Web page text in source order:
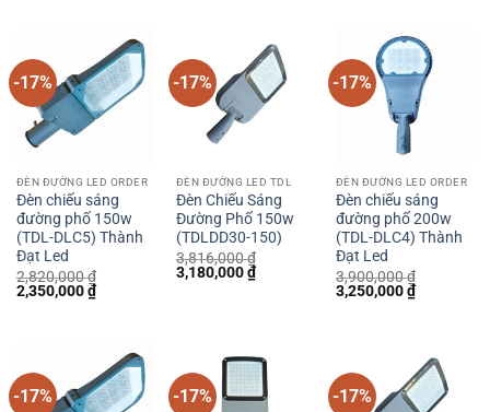
-17%
ĐÈN ĐƯỜNG LED ORDER
Đèn chiếu sáng
đường phố 150w
(TDL-DLC5) Thành
Đạt Led
2,820,000₫
Giá
gốc
2,350,000₫Giá
hiện
-17%
ĐÈN ĐƯỜNG LED TDL
Đèn Chiếu Sáng
Đường Phố 150w
(TDLDD30-150)
3,816,000₫
Giá
gốc
3,180,000₫Giá
hiện
-17%
ĐÈN ĐƯỜNG LED ORDER
Đèn chiếu sáng
đường phố 200w
(TDL-DLC4) Thành
Đạt Led
3,900,000₫
Giá
gốc
3,250,000₫Giá
hiện
-17% -17% -17%